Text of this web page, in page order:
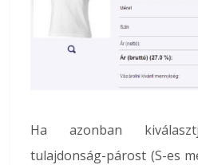
Ha azonban
tulajdonság-párost (S-es